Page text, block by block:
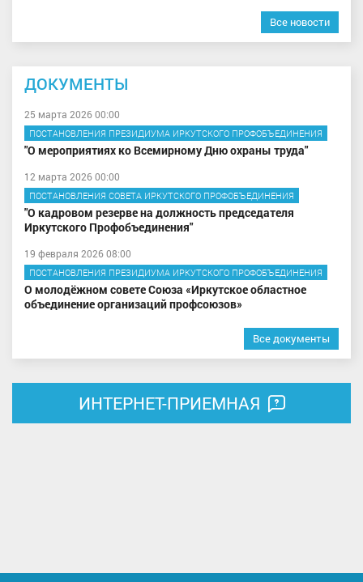
Все новости
ДОКУМЕНТЫ
25 марта 2026 00:00
ПОСТАНОВЛЕНИЯ ПРЕЗИДИУМА ИРКУТСКОГО ПРОФОБЪЕДИНЕНИЯ
"О мероприятиях ко Всемирному Дню охраны труда"
12 марта 2026 00:00
ПОСТАНОВЛЕНИЯ СОВЕТА ИРКУТСКОГО ПРОФОБЪЕДИНЕНИЯ
"О кадровом резерве на должность председателя
Иркутского Профобъединения"
19 февраля 2026 08:00
ПОСТАНОВЛЕНИЯ ПРЕЗИДИУМА ИРКУТСКОГО ПРОФОБЪЕДИНЕНИЯ
О молодёжном совете Союза «Иркутское областное
объединение организаций профсоюзов»
Все документы
ИНТЕРНЕТ-ПРИЕМНАЯ